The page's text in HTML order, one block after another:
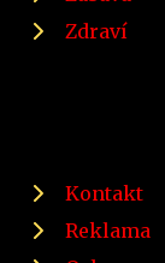
Zdraví
Kontakt
Reklama